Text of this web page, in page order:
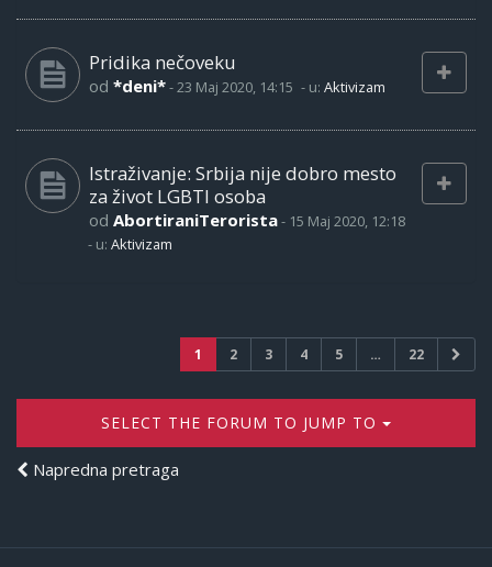
Pridika nečoveku
od *deni*-23 Maj 2020, 14:15 - u: Aktivizam
Istraživanje: Srbija nije dobro mesto
za život LGBTI osoba
od AbortiraniTerorista- 15 Maj 2020, 12:18
- u: Aktivizam
1 2 3 4 5 … 22
SELECT THE FORUM TO JUMP TO
Napredna pretraga